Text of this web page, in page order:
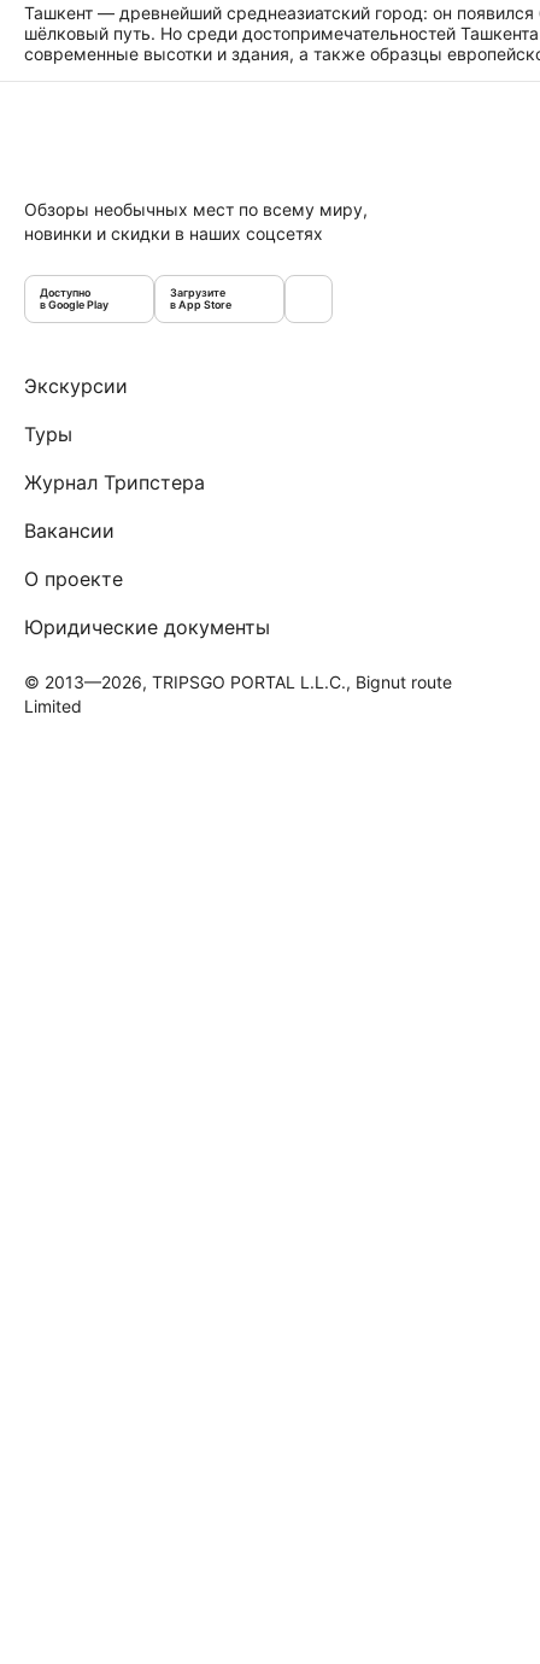
Ташкент — древнейший среднеазиатский город: он
шёлковый путь. Но среди достопримечательностей
современные высотки и здания, а также образцы
Обзоры необычных мест по всему миру,
новинки и скидки в наших соцсетях
Доступно
в Google Play
Загрузите
в App Store
Экскурсии
Туры
Журнал Трипстера
Вакансии
О проекте
Юридические документы
© 2013—2026, TRIPSGO PORTAL L.L.C., Bignut route
Limited